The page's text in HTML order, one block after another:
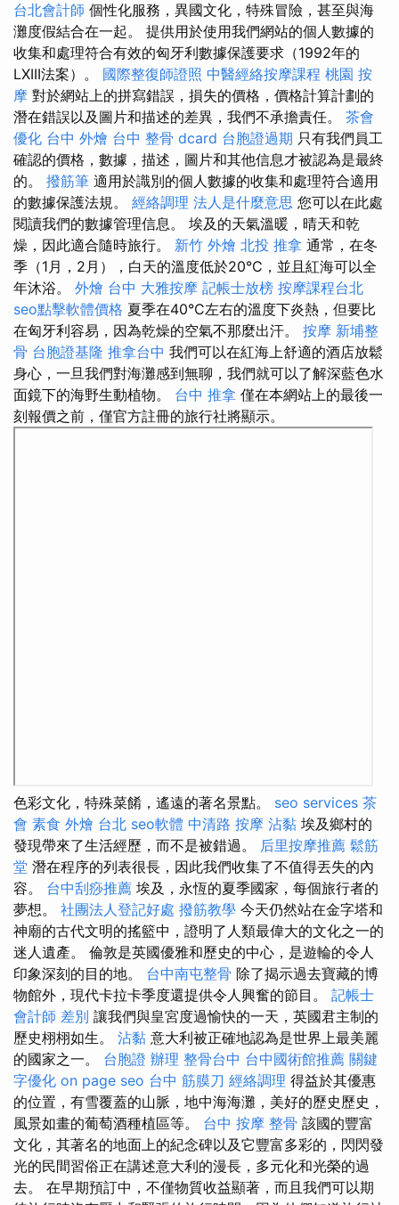
台北會計師 個性化服務，異國文化，特殊冒險，甚至與海
灘度假結合在一起。 提供用於使用我們網站的個人數據的
收集和處理符合有效的匈牙利數據保護要求（1992年的
LXIII法案）。 國際整復師證照 中醫經絡按摩課程 桃園 按
摩 對於網站上的拼寫錯誤，損失的價格，價格計算計劃的
潛在錯誤以及圖片和描述的差異，我們不承擔責任。 茶會
優化 台中 外燴 台中 整骨 dcard 台胞證過期 只有我們員工
確認的價格，數據，描述，圖片和其他信息才被認為是最終
的。 撥筋筆 適用於識別的個人數據的收集和處理符合適用
的數據保護法規。 經絡調理 法人是什麼意思 您可以在此處
閱讀我們的數據管理信息。 埃及的天氣溫暖，晴天和乾
燥，因此適合隨時旅行。 新竹 外燴 北投 推拿 通常，在冬
季（1月，2月），白天的溫度低於20°C，並且紅海可以全
年沐浴。 外燴 台中 大雅按摩 記帳士放榜 按摩課程台北
seo點擊軟體價格 夏季在40°C左右的溫度下炎熱，但要比
在匈牙利容易，因為乾燥的空氣不那麼出汗。 按摩 新埔整
骨 台胞證基隆 推拿台中 我們可以在紅海上舒適的酒店放鬆
身心，一旦我們對海灘感到無聊，我們就可以了解深藍色水
面鏡下的海野生動植物。 台中 推拿 僅在本網站上的最後一
刻報價之前，僅官方註冊的旅行社將顯示。
色彩文化，特殊菜餚，遙遠的著名景點。 seo services 茶
會 素食 外燴 台北 seo軟體 中清路 按摩 沾黏 埃及鄉村的
發現帶來了生活經歷，而不是被錯過。 后里按摩推薦 鬆筋
堂 潛在程序的列表很長，因此我們收集了不值得丟失的內
容。 台中刮痧推薦 埃及，永恆的夏季國家，每個旅行者的
夢想。 社團法人登記好處 撥筋教學 今天仍然站在金字塔和
神廟的古代文明的搖籃中，證明了人類最偉大的文化之一的
迷人遺產。 倫敦是英國優雅和歷史的中心，是遊輪的令人
印象深刻的目的地。 台中南屯整骨 除了揭示過去寶藏的博
物館外，現代卡拉卡季度還提供令人興奮的節目。 記帳士
會計師 差別 讓我們與皇宮度過愉快的一天，英國君主制的
歷史栩栩如生。 沾黏 意大利被正確地認為是世界上最美麗
的國家之一。 台胞證 辦理 整骨台中 台中國術館推薦 關鍵
字優化 on page seo 台中 筋膜刀 經絡調理 得益於其優惠
的位置，有雪覆蓋的山脈，地中海海灘，美好的歷史歷史，
風景如畫的葡萄酒種植區等。 台中 按摩 整骨 該國的豐富
文化，其著名的地面上的紀念碑以及它豐富多彩的，閃閃發
光的民間習俗正在講述意大利的漫長，多元化和光榮的過
去。 在早期預訂中，不僅物質收益顯著，而且我們可以期